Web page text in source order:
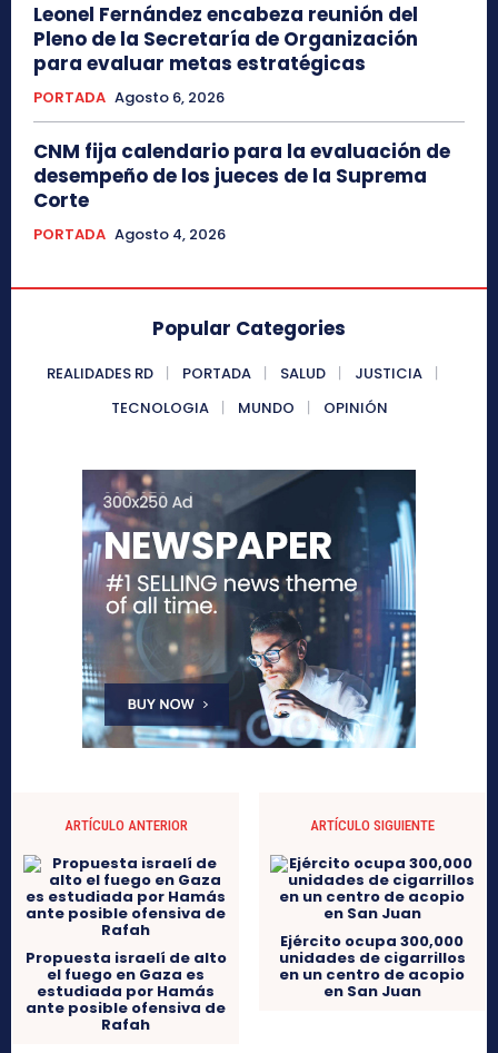
Leonel Fernández encabeza reunión del
Pleno de la Secretaría de Organización
para evaluar metas estratégicas
PORTADA Agosto 6, 2026
CNM fija calendario para la evaluación de
desempeño de los jueces de la Suprema
Corte
PORTADA Agosto 4, 2026
Popular Categories
REALIDADES RD PORTADA SALUD
JUSTICIA
TECNOLOGIA
MUNDO OPINIÓN
ARTÍCULO ANTERIOR
Propuesta israelí de alto
el fuego en Gaza es
estudiada por Hamás
ante posible ofensiva de
Rafah
ARTÍCULO SIGUIENTE
Ejército ocupa 300,000
unidades de cigarrillos
en un centro de acopio
en San Juan